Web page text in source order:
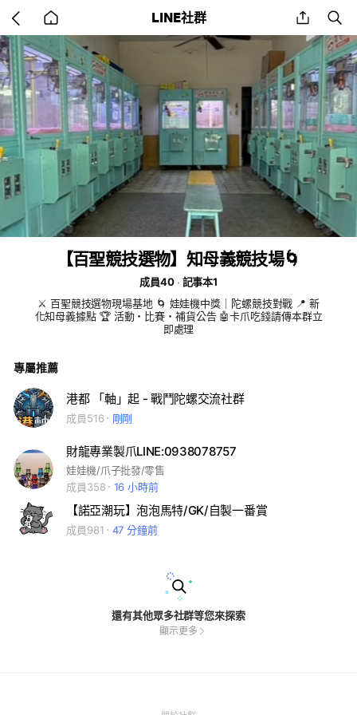
back
to
home
LINE社群 share
⁠【百聖競技選物】知母義競技場🌀
成員40
記事本1
⚔️ 百聖競技選物現場基地 🌀 娃娃機中獎｜陀螺競技對戰 📍 新
化知母義據點 🏆 活動・比賽・補貨公告 🤖卡爪吃錢請傳本群立
即處理
專屬推薦
港都 「軸」起 - 戰鬥陀螺交流社群
成員516 剛剛
財龍專業製爪LINE:0938078757
娃娃機/爪子批發/零售
成員358
16 小時前
【諾亞潮玩】泡泡馬特/GK/自製一番賞
成員981 47 分鐘前
還有其他眾多社群等您來探索
顯示更多